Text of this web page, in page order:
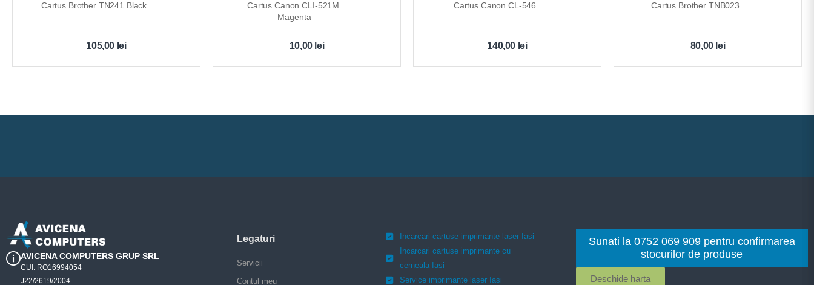
Cartus Brother TN241 Black
105,00 lei
Cartus Canon CLI-521M
Magenta
10,00 lei
Cartus Canon CL-546
140,00 lei
Cartus Brother TNB023
80,00 lei
AVICENA COMPUTERS GRUP SRL
CUI: RO16994054
J22/2619/2004
Legaturi
Servicii
Contul meu
Incarcari cartuse imprimante laser Iasi
Incarcari cartuse imprimante cu
cerneala Iasi
Service imprimante laser Iasi
Sunati la 0752 069 909 pentru confirmarea
stocurilor de produse
Deschide harta